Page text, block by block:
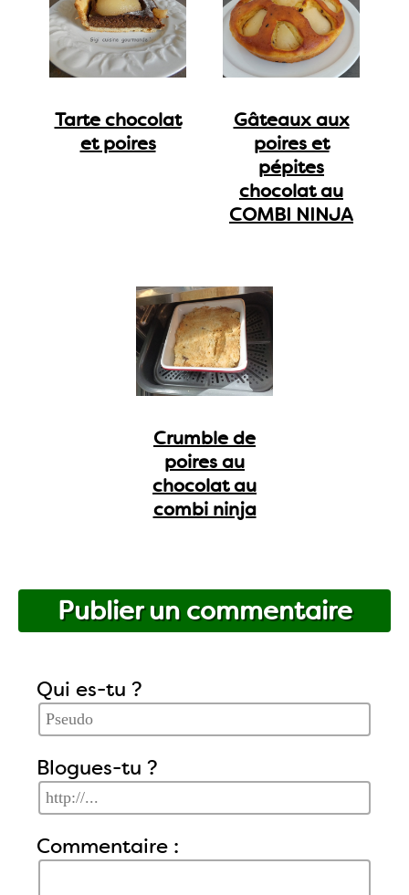
Tarte chocolat
et poires
Gâteaux aux
poires et
pépites
chocolat au
COMBI NINJA
Crumble de
poires au
chocolat au
combi ninja
Publier un commentaire
Qui es-tu ?
Blogues-tu ?
Commentaire :